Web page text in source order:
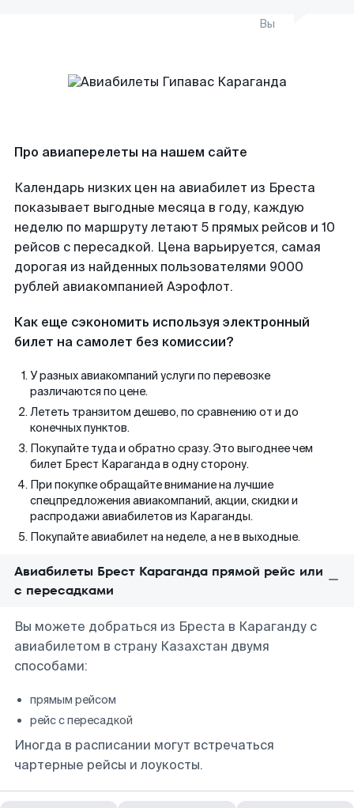
Вы
Про авиаперелеты на нашем сайте
Календарь низких цен на авиабилет из Бреста
показывает выгодные месяца в году, каждую
неделю по маршруту летают 5 прямых рейсов и 10
рейсов с пересадкой. Цена варьируется, самая
дорогая из найденных пользователями 9000
рублей авиакомпанией Аэрофлот.
Как еще сэкономить используя электронный
билет на самолет без комиссии?
У разных авиакомпаний услуги по перевозке
различаются по цене.
Лететь транзитом дешево, по сравнению от и до
конечных пунктов.
Покупайте туда и обратно сразу. Это выгоднее чем
билет Брест Караганда в одну сторону.
При покупке обращайте внимание на лучшие
спецпредложения авиакомпаний, акции, скидки и
распродажи авиабилетов из Караганды.
Покупайте авиабилет на неделе, а не в выходные.
Авиабилеты Брест Караганда прямой рейс или
с пересадками
Вы можете добраться из Бреста в Караганду с
авиабилетом в страну Казахстан двумя
способами:
прямым рейсом
рейс с пересадкой
Иногда в расписании могут встречаться
чартерные рейсы и лоукосты.